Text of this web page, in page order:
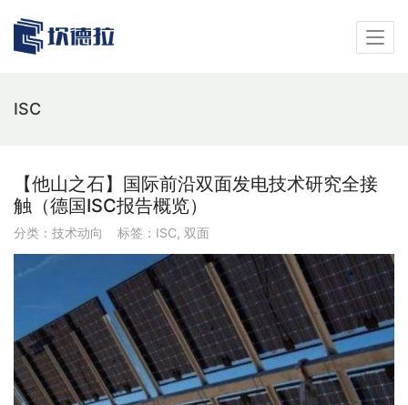
ISC
【他山之石】国际前沿双面发电技术研究全接
触（德国ISC报告概览）
分类： 技术动向 标签： ISC, 双面